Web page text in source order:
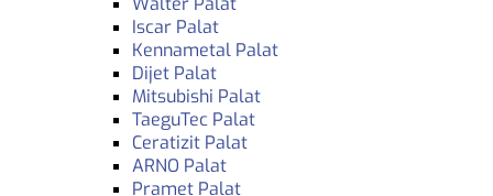
Iscar Palat
Kennametal Palat
Dijet Palat
Mitsubishi Palat
TaeguTec Palat
Ceratizit Palat
ARNO Palat
Pramet Palat